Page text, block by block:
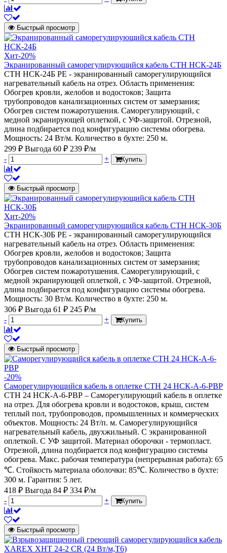
Быстрый просмотр
Хит-20%
Экранированный саморегулирующийся кабель СТН НСК-24Б
СТН НСК-24Б PE - экранированный саморегулирующийся
нагревательный кабель на отрез. Область применения:
Обогрев кровли, желобов и водостоков; Защита
трубопроводов канализационных систем от замерзания;
Обогрев систем пожаротушения. Саморегулирующий, с
медной экранирующей оплеткой, с УФ-защитой. Отрезной,
длина подбирается под конфигурацию системы обогрева.
Мощность: 24 Вт/м. Количество в бухте: 250 м.
299 ₽ Выгода 60 ₽ 239 ₽/м
-
+ Купить
Быстрый просмотр
Хит-20%
Экранированный саморегулирующийся кабель СТН НСК-30Б
СТН НСК-30Б PE - экранированный саморегулирующийся
нагревательный кабель на отрез. Область применения:
Обогрев кровли, желобов и водостоков; Защита
трубопроводов канализационных систем от замерзания;
Обогрев систем пожаротушения. Саморегулирующий, с
медной экранирующей оплеткой, с УФ-защитой. Отрезной,
длина подбирается под конфигурацию системы обогрева.
Мощность: 30 Вт/м. Количество в бухте: 250 м.
306 ₽ Выгода 61 ₽ 245 ₽/м
-
+ Купить
Быстрый просмотр
-20%
Саморегулирующийся кабель в оплетке СТН 24 НСК-А-6-РВР
СТН 24 НСК-А-6-РВР – Саморегулирующий кабель в оплетке
на отрез. Для обогрева кровли и водостоков, крыш, систем
теплый пол, трубопроводов, промышленных и коммерческих
объектов. Мощность: 24 Вт/п. м. Саморегулирующийся
нагревательный кабель, двухжильный. С экранированной
оплеткой. С УФ защитой. Материал оборочки - термопласт.
Отрезной, длина подбирается под конфигурацию системы
обогрева. Макс. рабочая температура (непрерывная работа): 65
℃. Стойкость материала оболочки: 85℃. Количество в бухте:
300 м. Гарантия: 5 лет.
418 ₽ Выгода 84 ₽ 334 ₽/м
-
+ Купить
Быстрый просмотр